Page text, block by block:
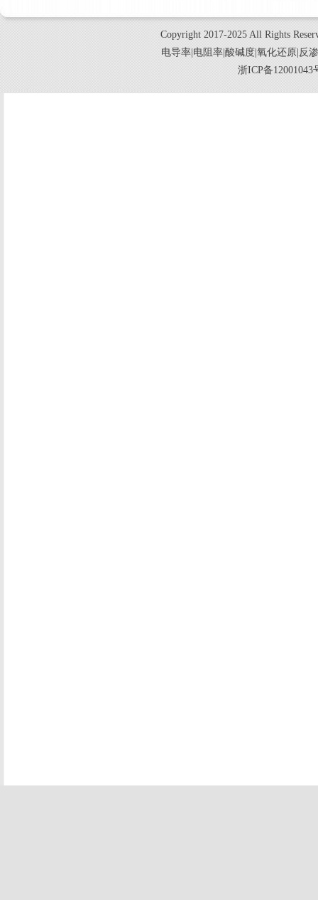
Copyright 2017-2025 All Rights
电导率|电阻率|酸碱度|氧化还原|反
浙ICP备